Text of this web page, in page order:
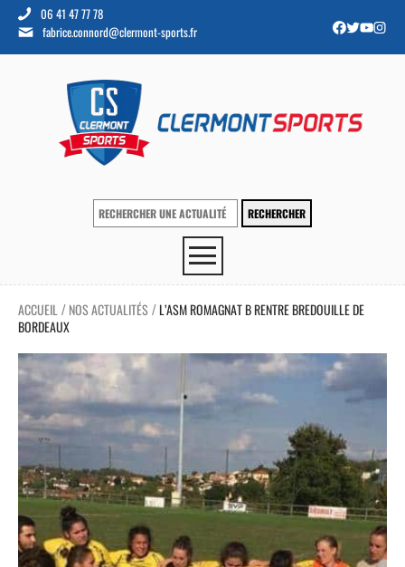
06 41 47 77 78
fabrice.connord@clermont-sports.fr
ACCUEIL / NOS ACTUALITÉS /L’ASM ROMAGNAT B RENTRE BREDOUILLE DE
BORDEAUX